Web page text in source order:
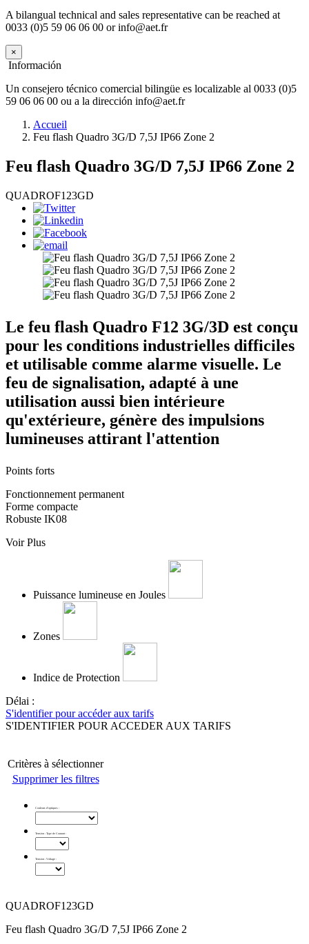
A bilangual technical and sales representative can be reached at
0033 (0)5 59 06 06 00 or info@aet.fr
×
Información
Un consejero técnico comercial bilingüe es localizable al 0033 (0)5
59 06 06 00 ou a la dirección info@aet.fr
Accueil
Feu flash Quadro 3G/D 7,5J IP66 Zone 2
Feu flash Quadro 3G/D 7,5J IP66 Zone 2
QUADROF123GD
Le feu flash Quadro F12 3G/3D est conçu
pour les conditions industrielles difficiles
et utilisable comme alarme visuelle. Le
feu de signalisation, adapté à une
utilisation aussi bien intérieure
qu'extérieure, génère des impulsions
lumineuses attirant l'attention
Points forts
Fonctionnement permanent
Forme compacte
Robuste IK08
Voir Plus
Puissance lumineuse en Joules
Zones
Indice de Protection
Délai :
S'identifier pour accéder aux tarifs
S'IDENTIFIER POUR ACCEDER AUX TARIFS
Critères à sélectionner
Supprimer les filtres
Couleurs d'optiques :
Tension - Type de Courant :
Tension - Voltage :
QUADROF123GD
Feu flash Quadro 3G/D 7,5J IP66 Zone 2